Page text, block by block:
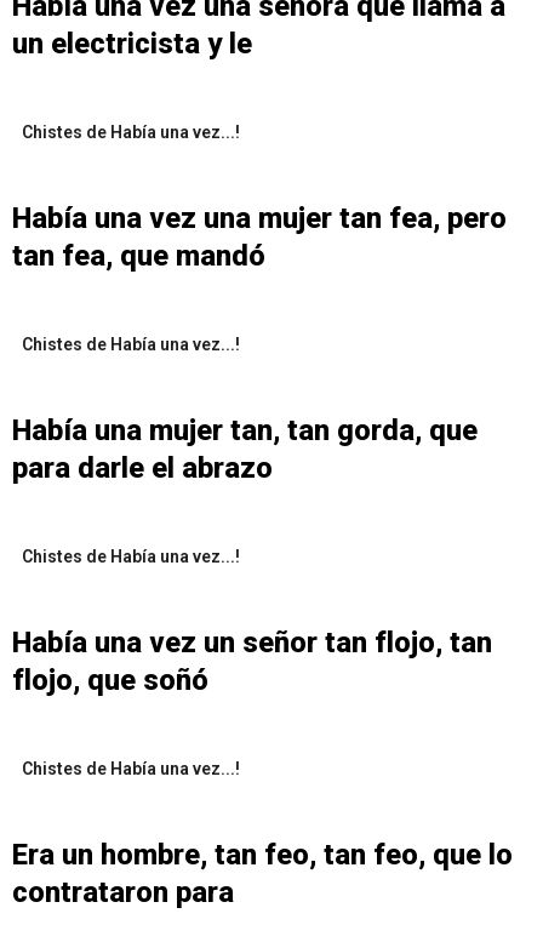
un electricista y le
Chistes de Había una vez...!
Había una vez una mujer tan fea, pero
tan fea, que mandó
Chistes de Había una vez...!
Había una mujer tan, tan gorda, que
para darle el abrazo
Chistes de Había una vez...!
Había una vez un señor tan flojo, tan
flojo, que soñó
Chistes de Había una vez...!
Era un hombre, tan feo, tan feo, que lo
contrataron para